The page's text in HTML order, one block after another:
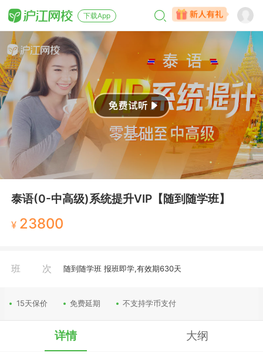
下载App
泰语(0-中高级)系统提升VIP【随到随学班】
¥ 23800
班次 随到随学班 报班即学,有效期630天
15天保价 免费延期 不支持学币支付
详情 大纲